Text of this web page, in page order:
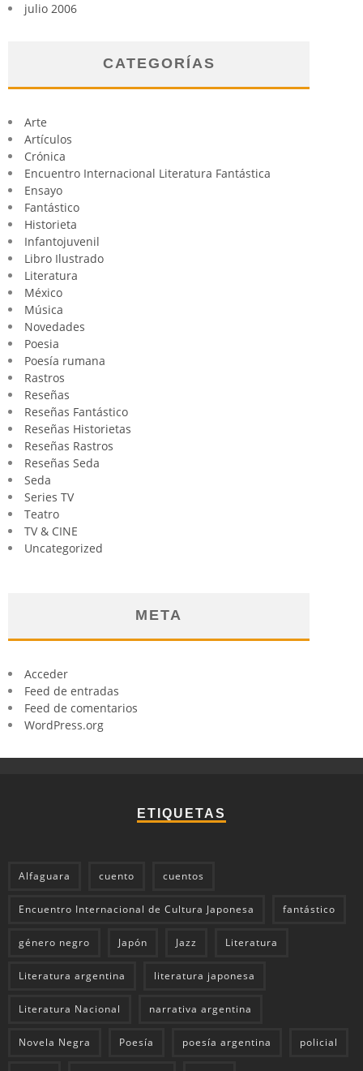
julio 2006
CATEGORÍAS
Arte
Artículos
Crónica
Encuentro Internacional Literatura Fantástica
Ensayo
Fantástico
Historieta
Infantojuvenil
Libro Ilustrado
Literatura
México
Música
Novedades
Poesia
Poesía rumana
Rastros
Reseñas
Reseñas Fantástico
Reseñas Historietas
Reseñas Rastros
Reseñas Seda
Seda
Series TV
Teatro
TV & CINE
Uncategorized
META
Acceder
Feed de entradas
Feed de comentarios
WordPress.org
ETIQUETAS
Alfaguara cuento cuentos
Encuentro Internacional de Cultura Japonesa fantástico
género negro Japón Jazz Literatura
Literatura argentina literatura japonesa
Literatura Nacional narrativa argentina
Novela Negra Poesía poesía argentina policial